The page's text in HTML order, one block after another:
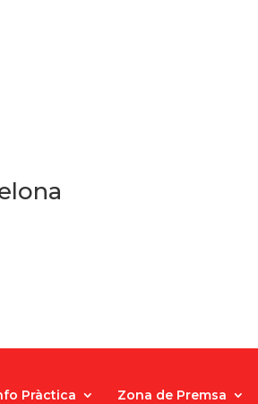
Pràctica Zona de Premsa